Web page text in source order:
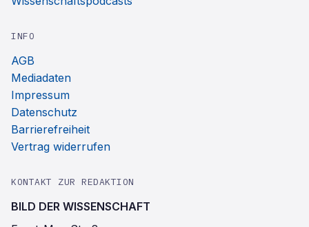
INFO
AGB
Mediadaten
Impressum
Datenschutz
Barrierefreiheit
Vertrag widerrufen
KONTAKT ZUR REDAKTION
BILD DER WISSENSCHAFT